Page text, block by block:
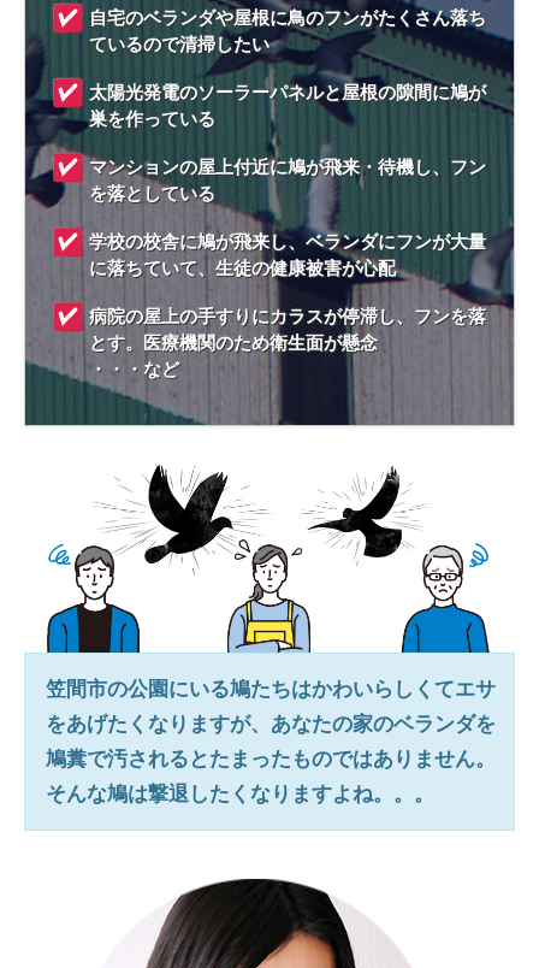
自宅のベランダや屋根に鳥のフンがたくさん落ち
ているので清掃したい
太陽光発電のソーラーパネルと屋根の隙間に鳩が
巣を作っている
マンションの屋上付近に鳩が飛来・待機し、フン
を落としている
学校の校舎に鳩が飛来し、ベランダにフンが大量
に落ちていて、生徒の健康被害が心配
病院の屋上の手すりにカラスが停滞し、フンを落
とす。医療機関のため衛生面が懸念
・・・など
笠間市の公園にいる鳩たちはかわいらしくてエサ
をあげたくなりますが、あなたの家のベランダを
鳩糞で汚されるとたまったものではありません。
そんな鳩は撃退したくなりますよね。。。